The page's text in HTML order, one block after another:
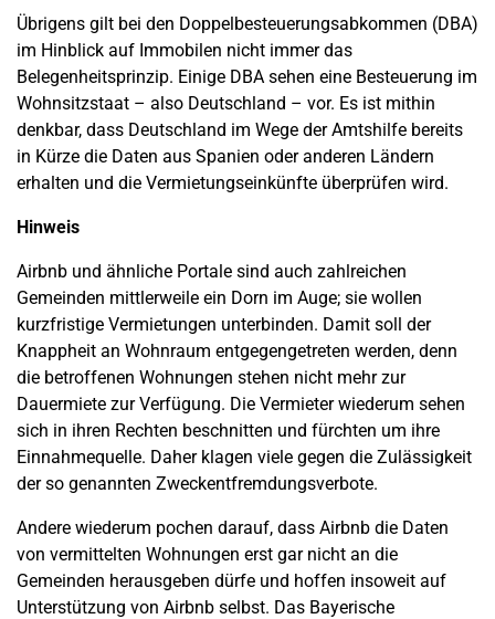
Übrigens gilt bei den Doppelbesteuerungsabkommen (DBA)
im Hinblick auf Immobilen nicht immer das
Belegenheitsprinzip. Einige DBA sehen eine Besteuerung im
Wohnsitzstaat – also Deutschland – vor. Es ist mithin
denkbar, dass Deutschland im Wege der Amtshilfe bereits
in Kürze die Daten aus Spanien oder anderen Ländern
erhalten und die Vermietungseinkünfte überprüfen wird.
Hinweis
Airbnb und ähnliche Portale sind auch zahlreichen
Gemeinden mittlerweile ein Dorn im Auge; sie wollen
kurzfristige Vermietungen unterbinden. Damit soll der
Knappheit an Wohnraum entgegengetreten werden, denn
die betroffenen Wohnungen stehen nicht mehr zur
Dauermiete zur Verfügung. Die Vermieter wiederum sehen
sich in ihren Rechten beschnitten und fürchten um ihre
Einnahmequelle. Daher klagen viele gegen die Zulässigkeit
der so genannten Zweckentfremdungsverbote.
Andere wiederum pochen darauf, dass Airbnb die Daten
von vermittelten Wohnungen erst gar nicht an die
Gemeinden herausgeben dürfe und hoffen insoweit auf
Unterstützung von Airbnb selbst. Das Bayerische